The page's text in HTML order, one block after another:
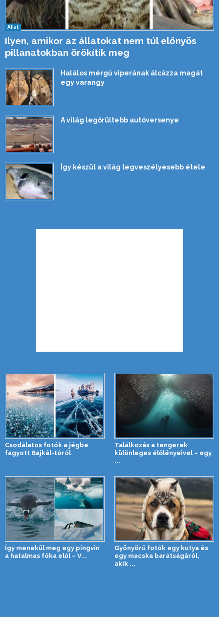
Állat
Ilyen, amikor az állatokat nem túl előnyös
pillanatokban örökítik meg
Halálos mérgű viperának álcázza magát
egy varangy
A világ legőrültebb autóversenye
Így készül a világ legveszélyesebb étele
Csodálatos fotók a jégbe
fagyott Bajkál-tóról
Találkozás a tengerek
különleges élőlényeivel – egy
...
Így menekül meg egy pingvin
a hatalmas fóka elől – V...
Gyönyörű fotók egy kutya és
egy macska barátságáról,
akik ...